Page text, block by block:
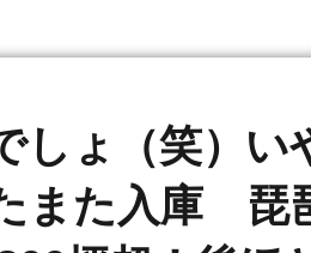
しょ（笑）
また入庫 琵